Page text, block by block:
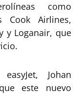
como
Cook Airlines,
y Loganair, que
Johan
este nuevo